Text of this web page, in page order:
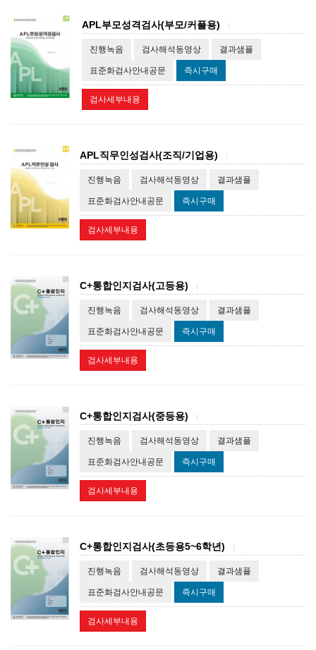
APL부모성격검사(부모/커플용)
진행녹음 검사해석동영상 결과샘플
표준화검사안내공문 즉시구매
검사세부내용
APL직무인성검사(조직/기업용)
진행녹음 검사해석동영상 결과샘플
표준화검사안내공문 즉시구매
검사세부내용
C+통합인지검사(고등용)
진행녹음 검사해석동영상 결과샘플
표준화검사안내공문 즉시구매
검사세부내용
C+통합인지검사(중등용)
진행녹음 검사해석동영상 결과샘플
표준화검사안내공문 즉시구매
검사세부내용
C+통합인지검사(초등용5~6학년)
진행녹음 검사해석동영상 결과샘플
표준화검사안내공문 즉시구매
검사세부내용